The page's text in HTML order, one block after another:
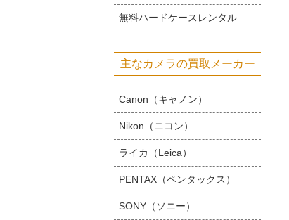
無料ハードケースレンタル
主なカメラの買取メーカー
Canon（キャノン）
Nikon（ニコン）
ライカ（Leica）
PENTAX（ペンタックス）
SONY（ソニー）